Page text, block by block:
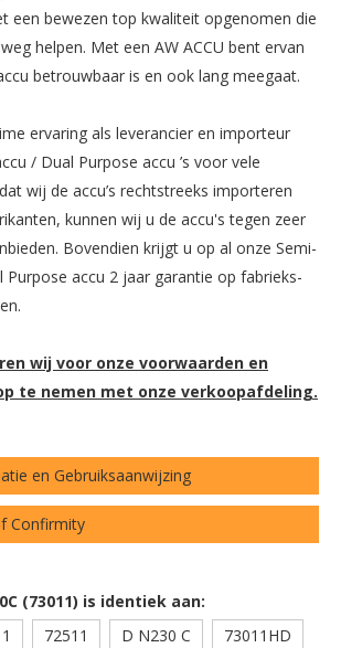
een bewezen top kwaliteit opgenomen die
helpen. Met een AW ACCU bent ervan
betrouwbaar is en ook lang meegaat.
ervaring als leverancier en importeur
/ Dual Purpose accu ’s voor vele
wij de accu’s rechtstreeks importeren
kunnen wij u de accu's tegen zeer
Bovendien krijgt u op al onze Semi-
Purpose accu 2 jaar garantie op fabrieks-
wij voor onze voorwaarden en
te nemen met onze verkoopafdeling.
en Gebruiksaanwijzing
Confirmity
(73011) is identiek aan:
72511 D N230 C
73011HD